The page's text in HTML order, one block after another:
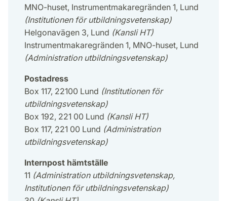
MNO-huset, Instrumentmakaregränden 1, Lund
(Institutionen för utbildningsvetenskap)
Helgonavägen 3, Lund (Kansli HT)
Instrumentmakaregränden 1, MNO-huset, Lund
(Administration utbildningsvetenskap)
Postadress
Box 117, 22100 Lund (Institutionen för
utbildningsvetenskap)
Box 192, 221 00 Lund (Kansli HT)
Box 117, 221 00 Lund (Administration
utbildningsvetenskap)
Internpost hämtställe
11 (Administration utbildningsvetenskap,
Institutionen för utbildningsvetenskap)